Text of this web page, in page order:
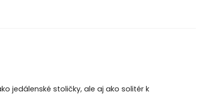
jedálenské stoličky, ale aj ako solitér k